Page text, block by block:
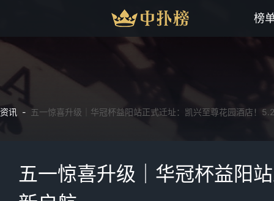
榜
资讯 - 五一惊喜升级｜华冠杯益阳站正式迁址：凯兴至尊花园酒店！
五一惊喜升级｜华冠杯益阳